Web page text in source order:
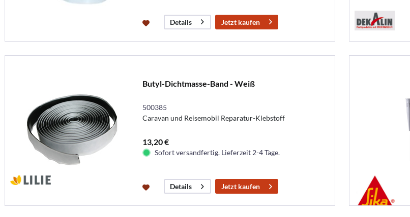
Details Jetzt kaufen
Butyl-Dichtmasse-Band - Weiß
500385
Caravan und Reisemobil Reparatur-Klebstoff
13,20 €
Sofort versandfertig. Lieferzeit 2-4 Tage.
Details Jetzt kaufen